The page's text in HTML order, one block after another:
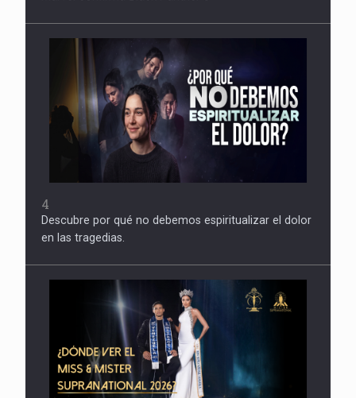
4
Descubre por qué no debemos espiritualizar el dolor
en las tragedias.